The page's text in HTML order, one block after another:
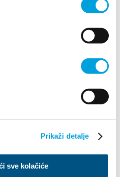
Prikaži detalje
sve kolačiće
FESTIVAL
Poziv natjecanje za najljepsi